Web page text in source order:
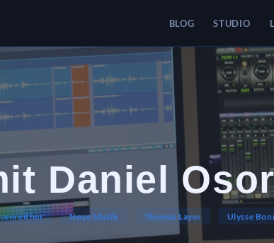
BLOG STUDIO
Daniel
Neue Musik Thomas Layes Ulysse